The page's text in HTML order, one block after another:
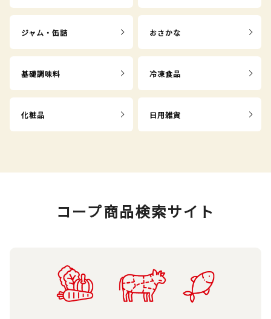
ジャム・缶詰 おさかな
基礎調味料 冷凍食品
化粧品 日用雑貨
コープ商品検索サイト